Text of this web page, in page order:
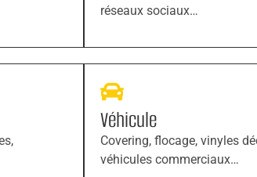
réseaux sociaux…
Véhicule
Covering, flocage, vinyles
véhicules commerciaux…